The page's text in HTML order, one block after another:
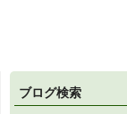
ブログ検索